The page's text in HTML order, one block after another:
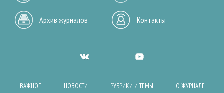
Архив журналов Контакты
ВАЖНОЕ НОВОСТИ РУБРИКИ И ТЕМЫ О ЖУРНАЛЕ